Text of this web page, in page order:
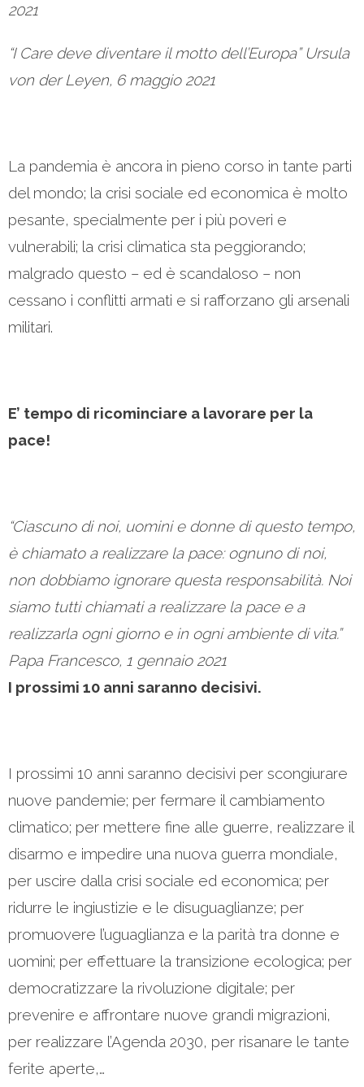
2021
“I Care deve diventare il motto dell’Europa” Ursula
von der Leyen, 6 maggio 2021
La pandemia è ancora in pieno corso in tante parti
del mondo; la crisi sociale ed economica è molto
pesante, specialmente per i più poveri e
vulnerabili; la crisi climatica sta peggiorando;
malgrado questo – ed è scandaloso – non
cessano i conflitti armati e si rafforzano gli arsenali
militari.
E’ tempo di ricominciare a lavorare per la
pace!
“Ciascuno di noi, uomini e donne di questo tempo,
è chiamato a realizzare la pace: ognuno di noi,
non dobbiamo ignorare questa responsabilità. Noi
siamo tutti chiamati a realizzare la pace e a
realizzarla ogni giorno e in ogni ambiente di vita.”
Papa Francesco, 1 gennaio 2021
I prossimi 10 anni saranno decisivi.
I prossimi 10 anni saranno decisivi per scongiurare
nuove pandemie; per fermare il cambiamento
climatico; per mettere fine alle guerre, realizzare il
disarmo e impedire una nuova guerra mondiale,
per uscire dalla crisi sociale ed economica; per
ridurre le ingiustizie e le disuguaglianze; per
promuovere l’uguaglianza e la parità tra donne e
uomini; per effettuare la transizione ecologica; per
democratizzare la rivoluzione digitale; per
prevenire e affrontare nuove grandi migrazioni,
per realizzare l’Agenda 2030, per risanare le tante
ferite aperte,…